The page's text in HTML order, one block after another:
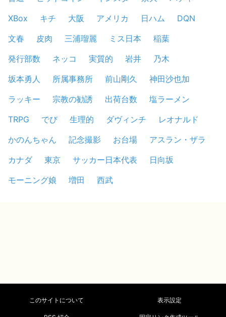
XBox
キチ 大阪 アメリカ 日ハム
DQN
文春
皮肉 三浦瑠麗 ミス日本
稲葉
発行部数
ネッコ 実質的 岩井
乃木
坂本勇人
所属事務所 前山剛久
神田沙也加
ラッキー
宗教の勧誘 出荷台数
塩ラーメン
TRPG
でび 生理的 ダヴィンチ
レオナルド
かのんちゃん
記念撮影 お台場
アスラン・ザラ
カナダ
東京 サッカー日本代表
日向坂
モーニング娘
増田 西武
このサイトについて 表示設定